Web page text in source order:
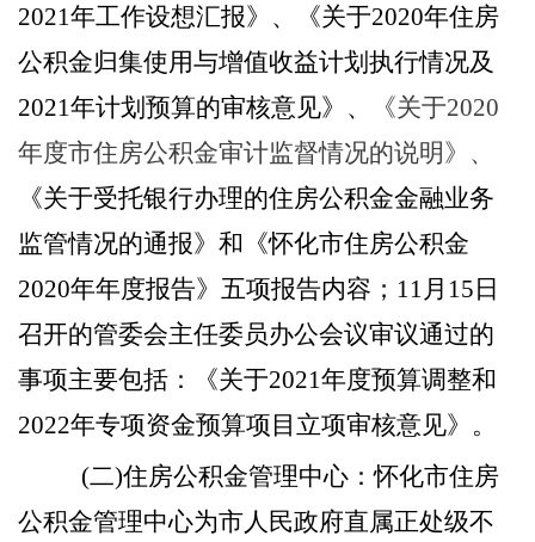
2021年工作设想汇报》、《关于2020年住房
公积金归集使用与增值收益计划执行情况及
2021年计划预算的审核意见》、
《关于2020
年度市住房公积金审计监督情况的说明》、
《关于受托银行办理的住房公积金金融业务
监管情况的通报》和《怀化市住房公积金
2020年年度报告》五项报告内容 ； 11月15日
召开的管委会主任委员办公会议审议通过的
事项主要包括：《关于2021年度预算调整和
2022年专项资金预算项目立项审核意见》。
(二)住房公积金管理中心：怀化市住房
公积金管理中心为市人民政府直属正处级不